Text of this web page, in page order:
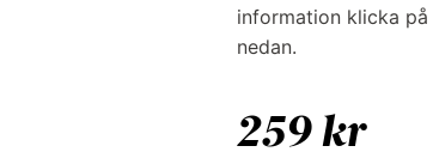
information klicka
nedan.
259 kr